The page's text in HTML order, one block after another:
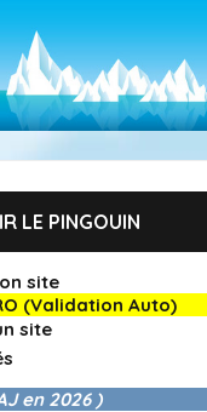
LE PINGOUIN
site
(Validation Auto)
site
en 2026 )